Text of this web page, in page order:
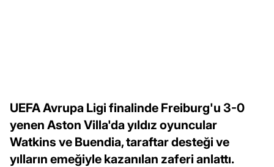
UEFA Avrupa Ligi finalinde Freiburg'u 3-0
yenen Aston Villa'da yıldız oyuncular
Watkins ve Buendia, taraftar desteği ve
yılların emeğiyle kazanılan zaferi anlattı.